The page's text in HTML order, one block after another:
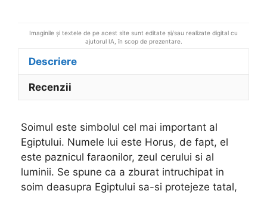
Imaginile și textele de pe acest site sunt editate și/sau realizate digital cu
ajutorul IA, în scop de prezentare.
Descriere
Recenzii
Soimul este simbolul cel mai important al
Egiptului. Numele lui este Horus, de fapt, el
este paznicul faraonilor, zeul cerului si al
luminii. Se spune ca a zburat intruchipat in
soim deasupra Egiptului sa-si protejeze tatal,